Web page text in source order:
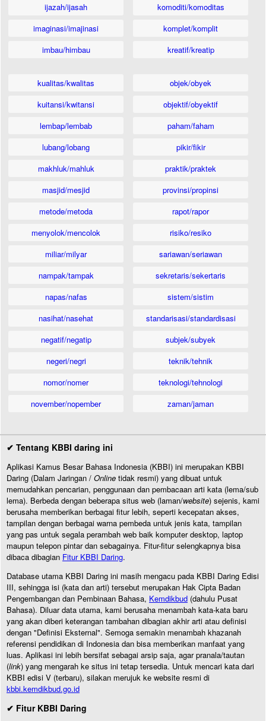
ijazah/ijasah
imaginasi/imajinasi
imbau/himbau
komoditi/komoditas
komplet/komplit
kreatif/kreatip
kualitas/kwalitas
kuitansi/kwitansi
lembap/lembab
lubang/lobang
makhluk/mahluk
masjid/mesjid
metode/metoda
menyolok/mencolok
miliar/milyar
nampak/tampak
napas/nafas
nasihat/nasehat
negatif/negatip
negeri/negri
nomor/nomer
november/nopember
objek/obyek
objektif/obyektif
paham/faham
pikir/fikir
praktik/praktek
provinsi/propinsi
rapot/rapor
risiko/resiko
sariawan/seriawan
sekretaris/sekertaris
sistem/sistim
standarisasi/standardisasi
subjek/subyek
teknik/tehnik
teknologi/tehnologi
zaman/jaman
✔ Tentang KBBI daring ini
Aplikasi Kamus Besar Bahasa Indonesia (KBBI) ini merupakan KBBI
Daring (Dalam Jaringan / Online tidak resmi) yang dibuat untuk
memudahkan pencarian, penggunaan dan pembacaan arti kata (lema/sub
lema). Berbeda dengan beberapa situs web (laman/website) sejenis, kami
berusaha memberikan berbagai fitur lebih, seperti kecepatan akses,
tampilan dengan berbagai warna pembeda untuk jenis kata, tampilan
yang pas untuk segala perambah web baik komputer desktop, laptop
maupun telepon pintar dan sebagainya. Fitur-fitur selengkapnya bisa
dibaca dibagian Fitur KBBI Daring.
Database utama KBBI Daring ini masih mengacu pada KBBI Daring Edisi
III, sehingga isi (kata dan arti) tersebut merupakan Hak Cipta Badan
Pengembangan dan Pembinaan Bahasa, Kemdikbud (dahulu Pusat
Bahasa). Diluar data utama, kami berusaha menambah kata-kata baru
yang akan diberi keterangan tambahan dibagian akhir arti atau definisi
dengan "Definisi Eksternal". Semoga semakin menambah khazanah
referensi pendidikan di Indonesia dan bisa memberikan manfaat yang
luas. Aplikasi ini lebih bersifat sebagai arsip saja, agar pranala/tautan
(link) yang mengarah ke situs ini tetap tersedia. Untuk mencari kata dari
KBBI edisi V (terbaru), silakan merujuk ke website resmi di
kbbi.kemdikbud.go.id
✔ Fitur KBBI Daring